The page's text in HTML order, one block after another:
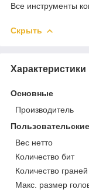
Все инструменты
Скрыть
Характеристики
Основные
Производитель
Вес нетто
Количество бит
Количество граней
Макс. размер